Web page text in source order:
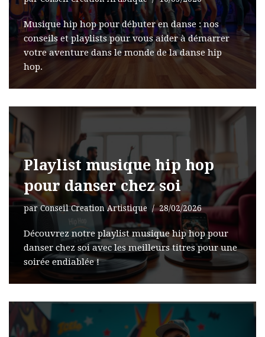
Musique hip hop pour débuter en danse : nos
conseils et playlists pour vous aider à démarrer
votre aventure dans le monde de la danse hip
hop.
Playlist musique hip hop
pour danser chez soi
parConseil Creation Artistique 28/02/2026
Découvrez notre playlist musique hip hop pour
danser chez soi avec les meilleurs titres pour une
soirée endiablée !